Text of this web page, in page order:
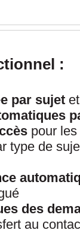
:
par sujet et
pour les
type de
des
au